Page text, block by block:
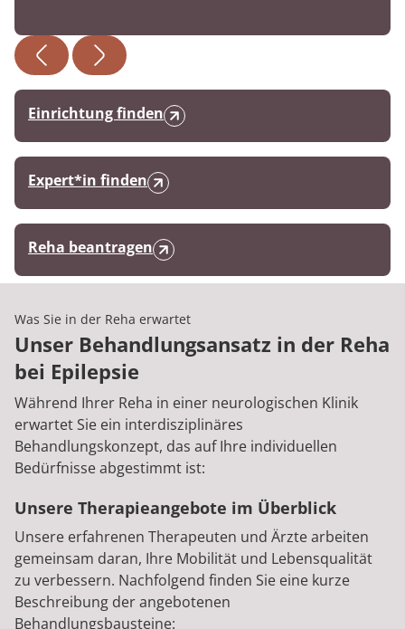
Einrichtung finden
Expert*in finden
Reha beantragen
Was Sie in der Reha erwartet
Unser Behandlungsansatz in der Reha
bei Epilepsie
Während Ihrer Reha in einer neurologischen Klinik
erwartet Sie ein interdisziplinäres
Behandlungskonzept, das auf Ihre individuellen
Bedürfnisse abgestimmt ist:
Unsere Therapieangebote im Überblick
Unsere erfahrenen Therapeuten und Ärzte arbeiten
gemeinsam daran, Ihre Mobilität und Lebensqualität
zu verbessern. Nachfolgend finden Sie eine kurze
Beschreibung der angebotenen
Behandlungsbausteine: